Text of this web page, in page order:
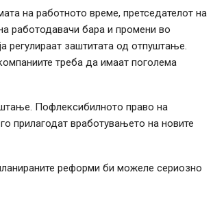
на работното време, претседателот на
работодавачи бара и промени во
регулираат заштитата од отпуштање.
треба да имаат поголема
Пофлексибилното право на
прилагодат вработувањето на новите
реформи би можеле сериозно